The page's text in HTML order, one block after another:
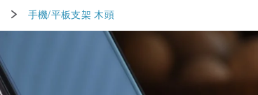
手機/平板支架 木頭